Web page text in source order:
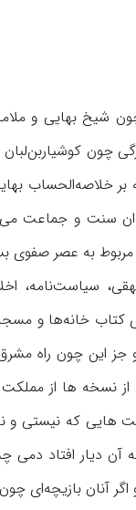
شیخ بهایی و
چون
خلاصه‌الحساب
سنت و جماعت
مربوط به عصر
خانه‌ها و
این چون راه
نسخه ها از مملكت
هایی كه نیستی ‌و
دیار افتاد دمی
بازیچه‌ای چون